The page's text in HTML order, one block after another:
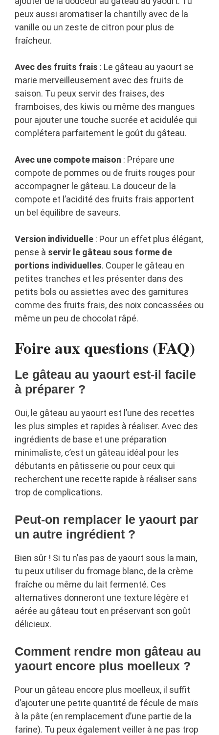
peux aussi aromatiser la chantilly avec de la
vanille ou un zeste de citron pour plus de
fraîcheur.
Avec des fruits frais : Le gâteau au yaourt se
marie merveilleusement avec des fruits de
saison. Tu peux servir des fraises, des
framboises, des kiwis ou même des mangues
pour ajouter une touche sucrée et acidulée qui
complétera parfaitement le goût du gâteau.
Avec une compote maison : Prépare une
compote de pommes ou de fruits rouges pour
accompagner le gâteau. La douceur de la
compote et l’acidité des fruits frais apportent
un bel équilibre de saveurs.
Version individuelle : Pour un effet plus élégant,
pense à servir le gâteau sous forme de
portions individuelles. Couper le gâteau en
petites tranches et les présenter dans des
petits bols ou assiettes avec des garnitures
comme des fruits frais, des noix concassées ou
même un peu de chocolat râpé.
Foire aux questions (FAQ)
Le gâteau au yaourt est-il facile
à préparer ?
Oui, le gâteau au yaourt est l’une des recettes
les plus simples et rapides à réaliser. Avec des
ingrédients de base et une préparation
minimaliste, c’est un gâteau idéal pour les
débutants en pâtisserie ou pour ceux qui
recherchent une recette rapide à réaliser sans
trop de complications.
Peut-on remplacer le yaourt par
un autre ingrédient ?
Bien sûr ! Si tu n’as pas de yaourt sous la main,
tu peux utiliser du fromage blanc, de la crème
fraîche ou même du lait fermenté. Ces
alternatives donneront une texture légère et
aérée au gâteau tout en préservant son goût
délicieux.
Comment rendre mon gâteau au
yaourt encore plus moelleux ?
Pour un gâteau encore plus moelleux, il suffit
d’ajouter une petite quantité de fécule de maïs
à la pâte (en remplacement d’une partie de la
farine). Tu peux également veiller à ne pas trop